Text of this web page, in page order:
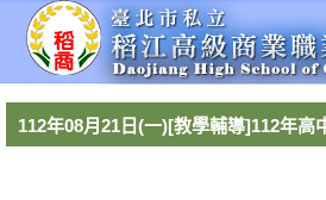
112年08月21日(一)[教學輔導]112年高